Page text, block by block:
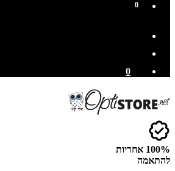
0
0
100% אחריות
להתאמה